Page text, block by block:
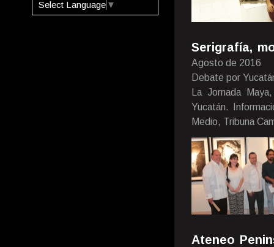
Select Language ▼
Serigrafía,
Agosto de 2016
Debate por
La Jornada
Yucatán.
Medio, Tribuna
Ateneo